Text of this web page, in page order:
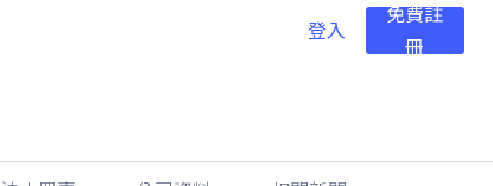
登入
免費註
冊